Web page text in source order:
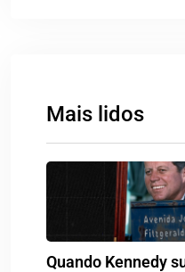
Mais lidos
Quando Kennedy